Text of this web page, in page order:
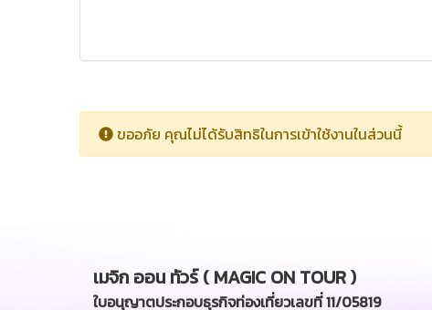
ขออภัย คุณไม่ได้รับสิทธิในการเข้าใช้งานในส่วนนี้
เมจิก ออน ทัวร์ ( MAGIC ON TOUR )
ใบอนุญาตประกอบธุรกิจท่องเที่ยวเลขที่ 11/05819